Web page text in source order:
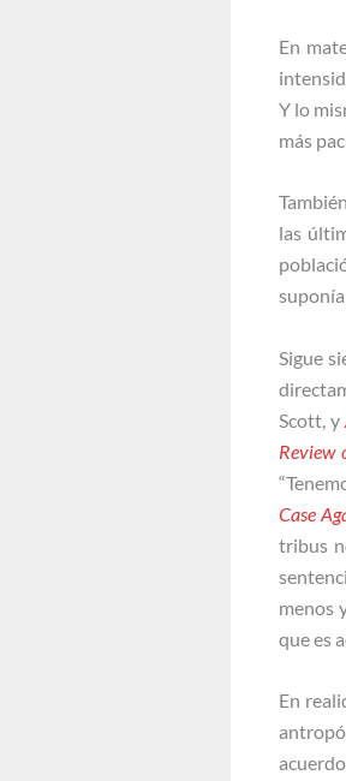
En
Y lo
más
las
Sigue
Scott, y
Review
Case
tribus
menos
que es
En